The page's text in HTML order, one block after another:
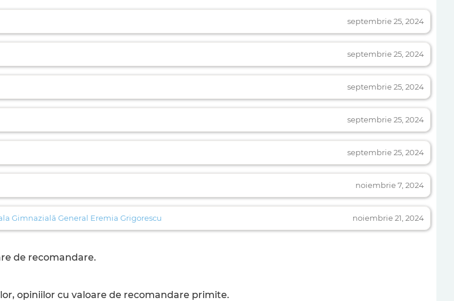
septembrie 25, 2024
septembrie 25, 2024
septembrie 25, 2024
septembrie 25, 2024
septembrie 25, 2024
noiembrie 7, 2024
Gimnazială General Eremia Grigorescu noiembrie 21, 2024
de recomandare.
opiniilor cu valoare de recomandare primite.